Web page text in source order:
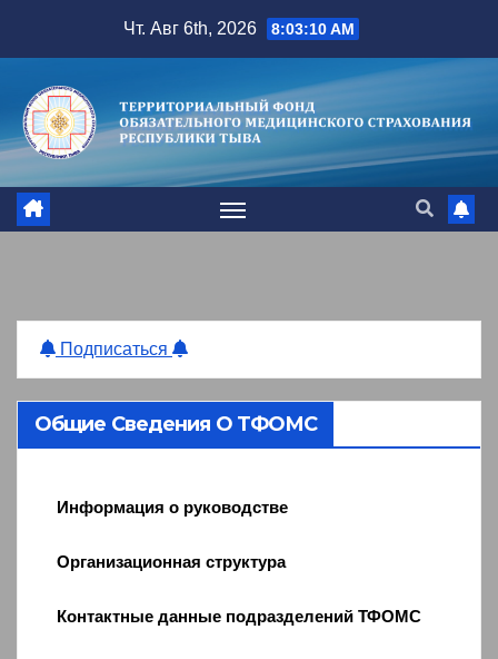
содержимому
Чт. Авг 6th, 2026 8:03:11 AM
Подписаться
Общие Сведения О ТФОМС
Информация о руководстве
Организационная структура
Контактные данные подразделений ТФОМС